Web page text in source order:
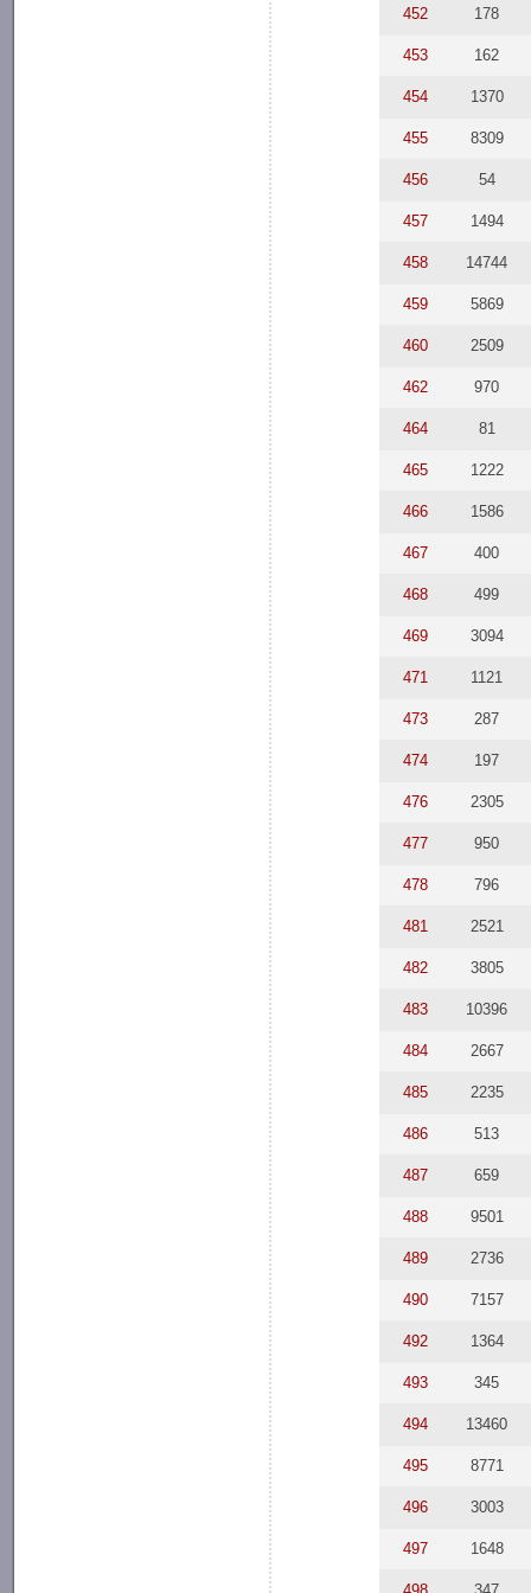
452 178
453 162
454 1370
455 8309
456 54
457 1494
458 14744
459 5869
460 2509
462 970
464 81
465 1222
466 1586
467 400
468 499
469 3094
471 1121
473 287
474 197
476 2305
477 950
478 796
481 2521
482 3805
483 10396
484 2667
485 2235
486 513
487 659
488 9501
489 2736
490 7157
492 1364
493 345
494 13460
495 8771
496 3003
497 1648